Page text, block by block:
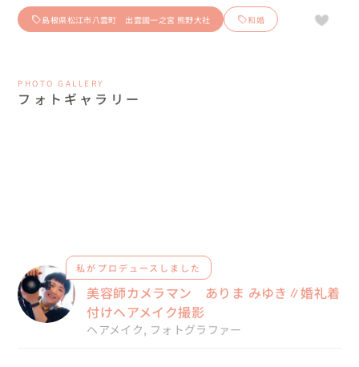
島根県松江市八雲町 出雲國一之宮 熊野大社 和婚
PHOTO GALLERY
フォトギャラリー
私がプロデュースしました
美容師カメラマン ありま みゆき∥婚礼着
付けヘアメイク撮影
ヘアメイク, フォトグラファー